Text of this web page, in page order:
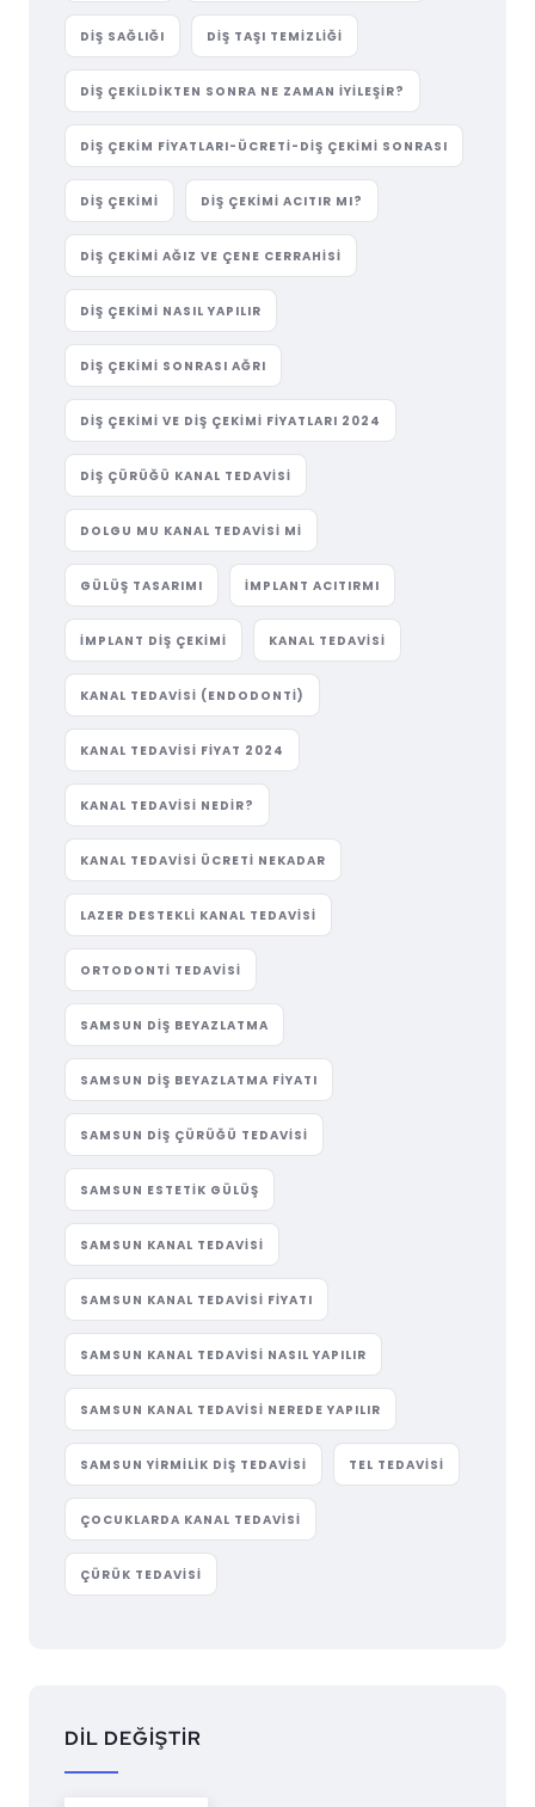
DIŞ SAĞLIĞI DIŞ TAŞI TEMIZLIĞI
DIŞ ÇEKILDIKTEN SONRA NE ZAMAN İYILEŞIR?
DIŞ ÇEKIM FIYATLARI-ÜCRETI-DIŞ ÇEKIMI SONRASI
DIŞ ÇEKIMI DIŞ ÇEKIMI ACITIR MI?
DIŞ ÇEKIMI AĞIZ VE ÇENE CERRAHISI
DIŞ ÇEKIMI NASIL YAPILIR
DIŞ ÇEKIMI SONRASI AĞRI
DIŞ ÇEKIMI VE DIŞ ÇEKIMI FIYATLARI 2024
DIŞ ÇÜRÜĞÜ KANAL TEDAVISI
DOLGU MU KANAL TEDAVISI MI
GÜLÜŞ TASARIMI IMPLANT ACITIRMI
IMPLANT DIŞ ÇEKIMI KANAL TEDAVISI
KANAL TEDAVISI (ENDODONTI)
KANAL TEDAVISI FIYAT 2024
KANAL TEDAVISI NEDIR?
KANAL TEDAVISI ÜCRETI NEKADAR
LAZER DESTEKLI KANAL TEDAVISI
ORTODONTI TEDAVISI
SAMSUN DIŞ BEYAZLATMA
SAMSUN DIŞ BEYAZLATMA FIYATI
SAMSUN DIŞ ÇÜRÜĞÜ TEDAVISI
SAMSUN ESTETIK GÜLÜŞ
SAMSUN KANAL TEDAVISI
SAMSUN KANAL TEDAVISI FIYATI
SAMSUN KANAL TEDAVISI NASIL YAPILIR
SAMSUN KANAL TEDAVISI NEREDE YAPILIR
SAMSUN YIRMILIK DIŞ TEDAVISI TEL TEDAVISI
ÇOCUKLARDA KANAL TEDAVISI
ÇÜRÜK TEDAVISI
DİL DEĞİŞTİR